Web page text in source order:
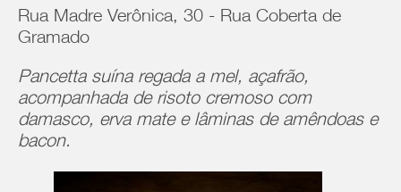
Rua Madre Verônica, 30 - Rua Coberta de
Gramado
Pancetta suína regada a mel, açafrão,
acompanhada de risoto cremoso com
damasco, erva mate e lâminas de amêndoas e
bacon.